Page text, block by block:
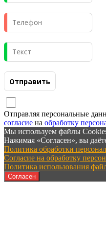
Отправляя персональные
согласие на обработку
Мы используем файлы
Нажимая «Согласен», вы
Политика обработки
Согласие на обработку
Политика использования
Согласен